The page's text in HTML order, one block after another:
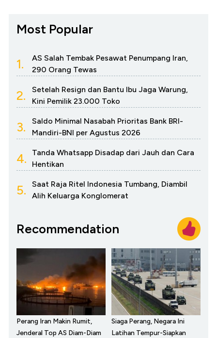
Most Popular
1.
AS Salah Tembak Pesawat Penumpang Iran,
290 Orang Tewas
2.
Setelah Resign dan Bantu Ibu Jaga Warung,
Kini Pemilik 23.000 Toko
3.
Saldo Minimal Nasabah Prioritas Bank BRI-
Mandiri-BNI per Agustus 2026
4.
Tanda Whatsapp Disadap dari Jauh dan Cara
Hentikan
5.
Saat Raja Ritel Indonesia Tumbang, Diambil
Alih Keluarga Konglomerat
Recommendation
Perang Iran Makin Rumit,
Jenderal Top AS Diam-Diam
Siaga Perang, Negara Ini
Latihan Tempur-Siapkan